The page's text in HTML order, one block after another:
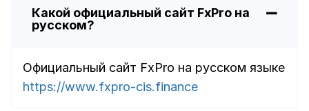
Какой официальный сайт FxPro на
русском?
Официальный сайт FxPro на русском языке
https://www.fxpro-cis.finance